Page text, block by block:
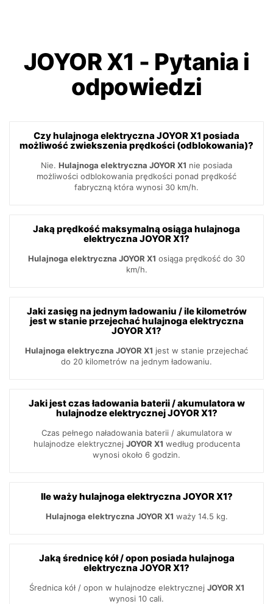
JOYOR X1 - Pytania i
odpowiedzi
Czy hulajnoga elektryczna JOYOR X1 posiada
możliwość zwiekszenia prędkości (odblokowania)?
Nie. Hulajnoga elektryczna JOYOR X1 nie posiada
możliwości odblokowania prędkości ponad prędkość
fabryczną która wynosi 30 km/h.
Jaką prędkość maksymalną osiąga hulajnoga
elektryczna JOYOR X1?
Hulajnoga elektryczna JOYOR X1 osiąga prędkość do 30
km/h.
Jaki zasięg na jednym ładowaniu / ile kilometrów
jest w stanie przejechać hulajnoga elektryczna
JOYOR X1?
Hulajnoga elektryczna JOYOR X1 jest w stanie przejechać
do 20 kilometrów na jednym ładowaniu.
Jaki jest czas ładowania baterii / akumulatora w
hulajnodze elektrycznej JOYOR X1?
Czas pełnego naładowania baterii / akumulatora w
hulajnodze elektrycznej JOYOR X1 według producenta
wynosi około 6 godzin.
Ile waży hulajnoga elektryczna JOYOR X1?
Hulajnoga elektryczna JOYOR X1 waży 14.5 kg.
Jaką średnicę kół / opon posiada hulajnoga
elektryczna JOYOR X1?
Średnica kół / opon w hulajnodze elektrycznej JOYOR X1
wynosi 10 cali.